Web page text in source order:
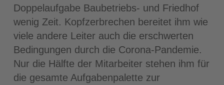
Doppelaufgabe Baubetriebs- und Friedhof
wenig Zeit. Kopfzerbrechen bereitet ihm wie
viele andere Leiter auch die erschwerten
Bedingungen durch die Corona-Pandemie.
Nur die Hälfte der Mitarbeiter stehen ihm für
die gesamte Aufgabenpalette zur